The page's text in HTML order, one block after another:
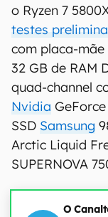
o Ryzen 7
testes
com placa-mãe
32 GB de RAM
quad-channel
Nvidia
SSD Samsung
Arctic Liquid
SUPERNOVA
O